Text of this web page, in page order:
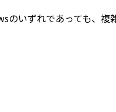
いずれであっても、複